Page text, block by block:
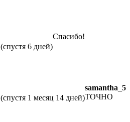
(спустя 6 дней)
Спасибо!
(спустя 1 месяц 14 дней)
samantha_5
ТОЧНО